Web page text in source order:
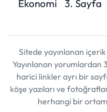
Ekonomi 3. Sayfa
Sitede yayınlanan
Yayınlanan yorumlardan
harici linkler ayrı bir
köşe yazıları ve
herhangi bir